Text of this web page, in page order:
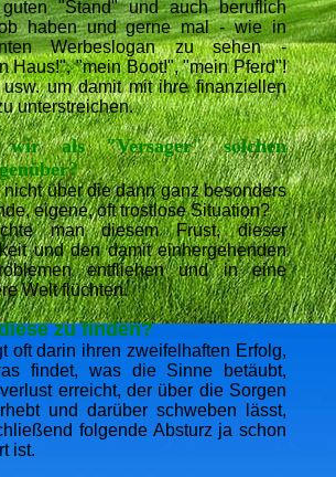
"Stand" und auch beruflich
haben und gerne mal - wie in
Werbeslogan zu sehen -
Haus!", "mein Boot!", "mein Pferd"!
um damit mit ihre finanziellen
unterstreichen.
wir als "Versager" solchen
über die dann ganz besonders
eigene, oft trostlose Situation?
man diesem Frust, dieser
und den damit einhergehenden
entfliehen und in eine
Welt flüchten.
zu finden?
oft darin ihren zweifelhaften Erfolg,
findet, was die Sinne betäubt,
erreicht, der über die Sorgen
und darüber schweben lässt,
folgende Absturz ja schon
ist.